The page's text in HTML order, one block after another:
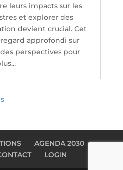
leurs impacts sur les
et explorer des
devient crucial. Cet
approfondi sur
perspectives pour
AGENDA 2030
LOGIN